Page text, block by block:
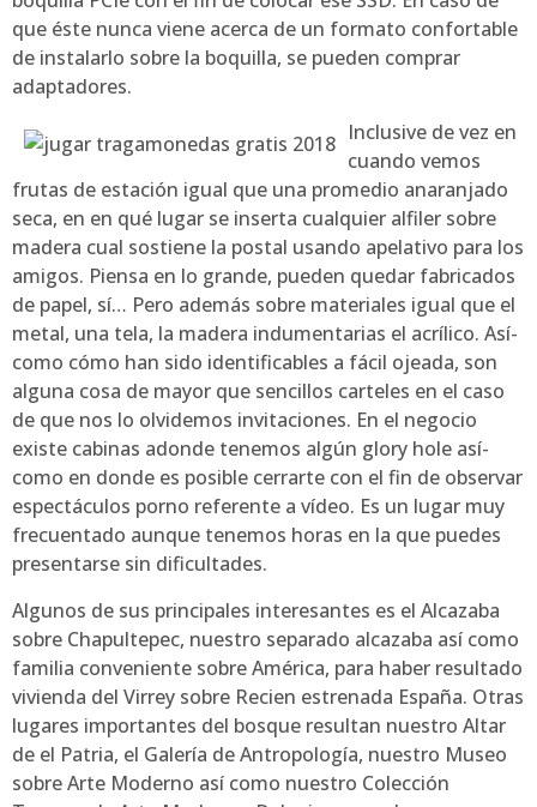
que éste nunca viene acerca de un formato confortable
de instalarlo sobre la boquilla, se pueden comprar
adaptadores.
Inclusive de vez en
cuando vemos
frutas de estación igual que una promedio anaranjado
seca, en en qué lugar se inserta cualquier alfiler sobre
madera cual sostiene la postal usando apelativo para los
amigos. Piensa en lo grande, pueden quedar fabricados
de papel, sí… Pero además sobre materiales igual que el
metal, una tela, la madera indumentarias el acrílico. Así­
como cómo han sido identificables a fácil ojeada, son
alguna cosa de mayor que sencillos carteles en el caso
de que nos lo olvidemos invitaciones. En el negocio
existe cabinas adonde tenemos algún glory hole así­
como en donde es posible cerrarte con el fin de observar
espectáculos porno referente a vídeo. Es un lugar muy
frecuentado aunque tenemos horas en la que puedes
presentarse sin dificultades.
Algunos de sus principales interesantes es el Alcazaba
sobre Chapultepec, nuestro separado alcazaba así­ como
familia conveniente sobre América, para haber resultado
vivienda del Virrey sobre Recien estrenada España. Otras
lugares importantes del bosque resultan nuestro Altar
de el Patria, el Galería de Antropología, nuestro Museo
sobre Arte Moderno así­ como nuestro Colección